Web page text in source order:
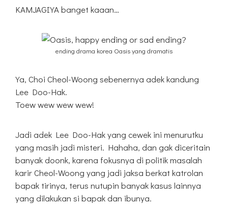
KAMJAGIYA banget kaaan…
ending drama korea Oasis yang dramatis
Ya, Choi Cheol-Woong sebenernya adek kandung
Lee Doo-Hak.
Toew wew wew wew!
Jadi adek Lee Doo-Hak yang cewek ini menurutku
yang masih jadi misteri. Hahaha, dan gak diceritain
banyak doonk, karena fokusnya di politik masalah
karir Cheol-Woong yang jadi jaksa berkat katrolan
bapak tirinya, terus nutupin banyak kasus lainnya
yang dilakukan si bapak dan ibunya.